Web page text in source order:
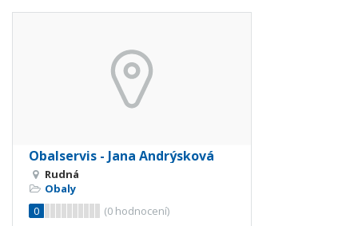
Obalservis - Jana Andrýsková
Rudná
Obaly
0
(0 hodnocení)